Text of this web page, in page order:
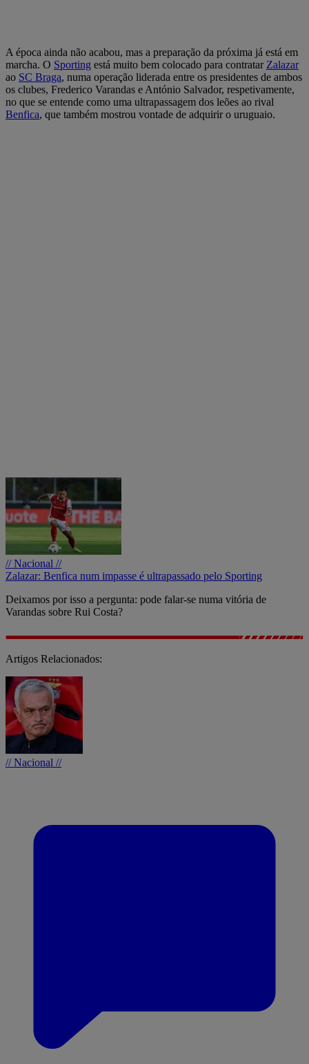
A época ainda não acabou, mas a preparação da próxima já está em
marcha. O Sporting está muito bem colocado para contratar Zalazar
ao SC Braga, numa operação liderada entre os presidentes de ambos
os clubes, Frederico Varandas e António Salvador, respetivamente,
no que se entende como uma ultrapassagem dos leões ao rival
Benfica, que também mostrou vontade de adquirir o uruguaio.
// Nacional //
Zalazar: Benfica num impasse é ultrapassado pelo Sporting
Deixamos por isso a pergunta: pode falar-se numa vitória de
Varandas sobre Rui Costa?
Artigos Relacionados:
// Nacional //